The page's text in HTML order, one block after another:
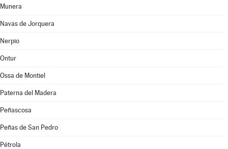
Munera
Navas de Jorquera
Nerpio
Ontur
Ossa de Montiel
Paterna del Madera
Peñascosa
Peñas de San Pedro
Pétrola